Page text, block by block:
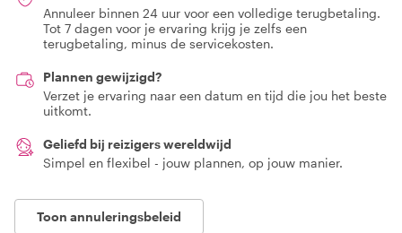
Annuleer binnen 24 uur voor een volledige terugbetaling.
Tot 7 dagen voor je ervaring krijg je zelfs een
terugbetaling, minus de servicekosten.
Plannen gewijzigd?
Verzet je ervaring naar een datum en tijd die jou het beste
uitkomt.
Geliefd bij reizigers wereldwijd
Simpel en flexibel - jouw plannen, op jouw manier.
Toon annuleringsbeleid